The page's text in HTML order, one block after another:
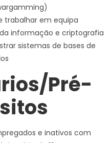
trabalhar em equipa
informação e criptografia
sistemas de bases de
Pré-
e inativos com